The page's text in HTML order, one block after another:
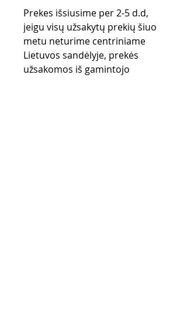
Prekes išsiusime per 2-5 d.d,
jeigu visų užsakytų prekių šiuo
metu neturime centriniame
Lietuvos sandėlyje, prekės
užsakomos iš gamintojo